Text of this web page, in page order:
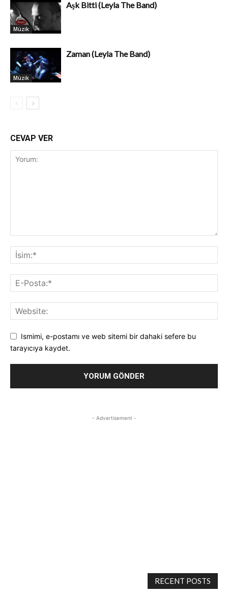
Müzik
Aşk Bitti (Leyla The Band)
Müzik
Zaman (Leyla The Band)
CEVAP VER
Ismimi, e-postamı ve web sitemi bir dahaki sefere bu
tarayıcıya kaydet.
- Advertisement -
RECENT POSTS